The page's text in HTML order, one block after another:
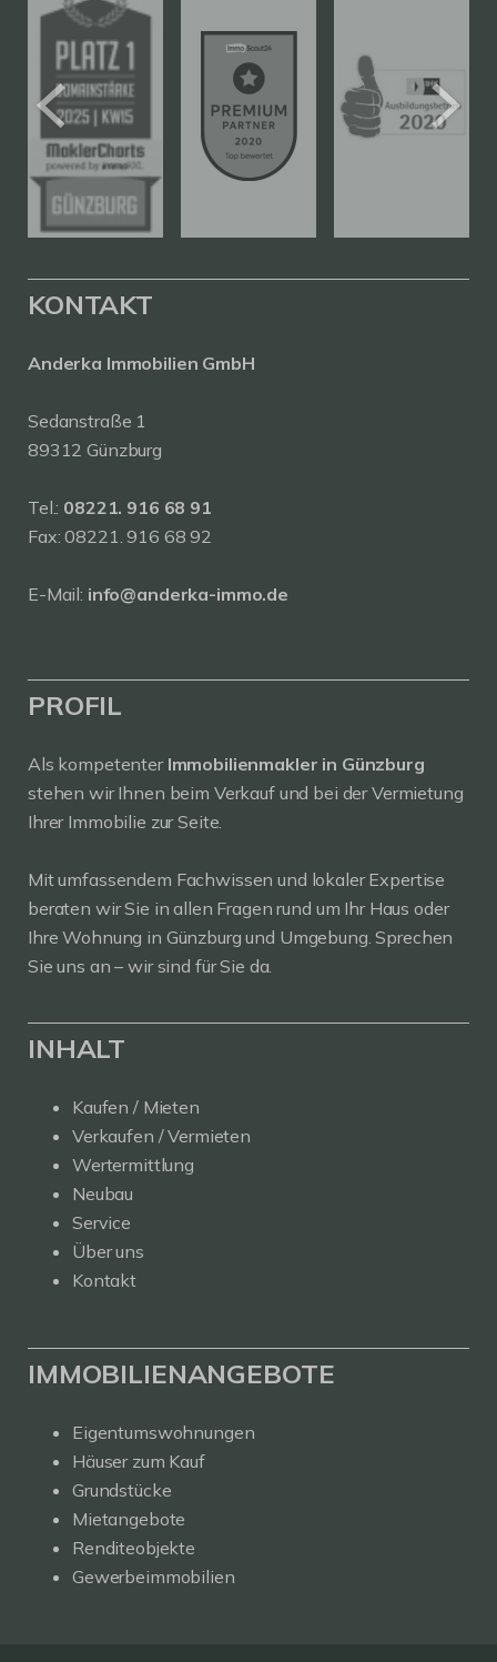
KONTAKT
Anderka Immobilien GmbH
Sedanstraße 1
89312 Günzburg
Tel.: 08221. 916 68 91
Fax: 08221. 916 68 92
E-Mail: info@anderka-immo.de
PROFIL
Als kompetenter Immobilienmakler in Günzburg
stehen wir Ihnen beim Verkauf und bei der Vermietung
Ihrer Immobilie zur Seite.
Mit umfassendem Fachwissen und lokaler Expertise
beraten wir Sie in allen Fragen rund um Ihr Haus oder
Ihre Wohnung in Günzburg und Umgebung. Sprechen
Sie uns an – wir sind für Sie da.
INHALT
Kaufen / Mieten
Verkaufen / Vermieten
Wertermittlung
Neubau
Service
Über uns
Kontakt
IMMOBILIENANGEBOTE
Eigentumswohnungen
Häuser zum Kauf
Grundstücke
Mietangebote
Renditeobjekte
Gewerbeimmobilien